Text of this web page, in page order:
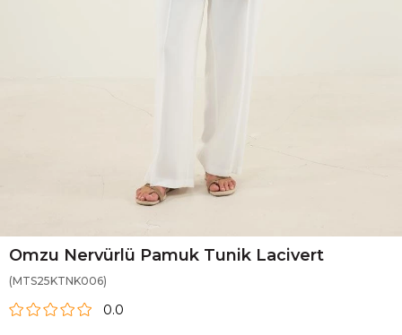
Omzu Nervürlü Pamuk Tunik Lacivert
(MTS25KTNK006)
0.0